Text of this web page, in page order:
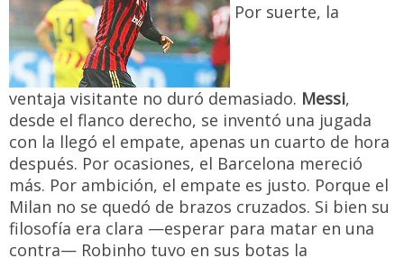
Por suerte, la
ventaja visitante no duró demasiado. Messi,
desde el flanco derecho, se inventó una jugada
con la llegó el empate, apenas un cuarto de hora
después. Por ocasiones, el Barcelona mereció
más. Por ambición, el empate es justo. Porque el
Milan no se quedó de brazos cruzados. Si bien su
filosofía era clara —esperar para matar en una
contra— Robinho tuvo en sus botas la